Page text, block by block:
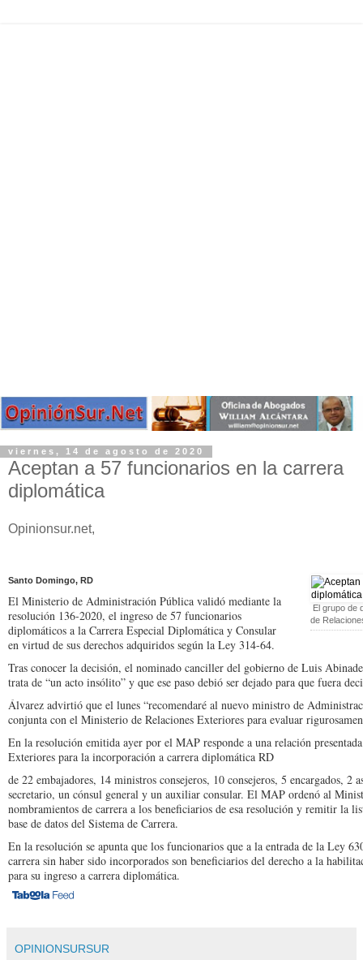
viernes, 14 de agosto de 2020
Aceptan a 57 funcionarios en la carrera
diplomática
Opinionsur.net,
El grupo de
de
Santo Domingo, RD
El Ministerio de Adminis­tración Pública validó me­diante la
resolución 136-2020, el ingreso de 57 funcionarios
diplomáticos a la Carrera Especial Di­plomática y Consular
en virtud de sus derechos ad­quiridos según la Ley 314-64.
Tras conocer la deci­sión, el nominado canci­ller del gobierno de Luis
trata de “un acto insólito” y que ese paso debió ser dejado para que fuera
Álvarez advirtió que el lunes “recomendaré al nuevo ministro de
conjunta con el Ministerio de Relaciones Exteriores para evaluar
En la resolución emitida ayer por el MAP responde a una relación
Exteriores para la incorpo­ración a carrera diplomática RD
de 22 embajadores, 14 mi­nistros consejeros, 10 con­sejeros, 5 encargados, 2
secretario, un cónsul general y un auxiliar consular. El MAP ordenó al
nombra­mientos de carrera a los be­neficiarios de esa resolución y remitir la
ba­se de datos del Sistema de Carrera.
En la resolución se apunta que los funcionarios que a la entrada de la Ley
carrera sin haber sido incorporados son beneficia­rios del derecho a la
para su ingreso a carrera diplomática.
OPINIONSURSUR